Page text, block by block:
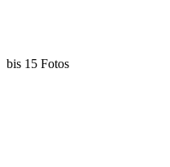
bis 15 Fotos